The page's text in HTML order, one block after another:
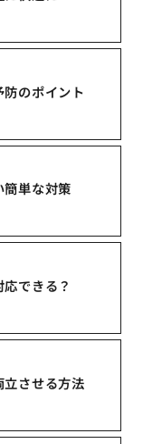
のポイント
簡単な対策
できる？
立させる方法